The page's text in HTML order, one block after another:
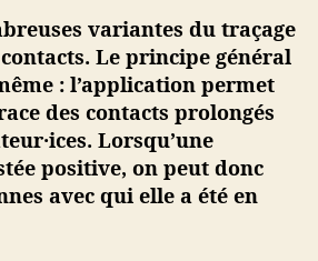
variantes du traçage
Le principe général
: l’application permet
des contacts prolongés
Lorsqu’une
positive, on peut donc
avec qui elle a été en